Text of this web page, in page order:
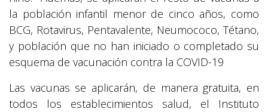
la población infantil menor de cinco años, como
BCG, Rotavirus, Pentavalente, Neumococo, Tétano,
y población que no han iniciado o completado su
esquema de vacunación contra la COVID-19
Las vacunas se aplicarán, de manera gratuita, en
todos los establecimientos salud, el Instituto